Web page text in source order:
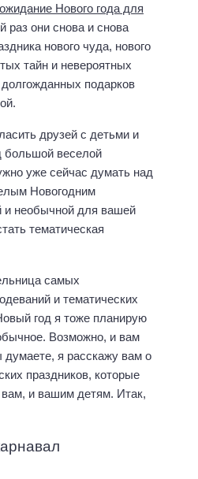
ожидание Нового года для
раз они снова и снова
нового чуда, нового
тайн и невероятных
долгожданных подарков
друзей с детьми и
большой веселой
уже сейчас думать над
Новогодним
необычной для вашей
тематическая
самых
и тематических
год я тоже планирую
Возможно, и вам
думаете, я расскажу вам о
праздников, которые
вам, и вашим детям. Итак,